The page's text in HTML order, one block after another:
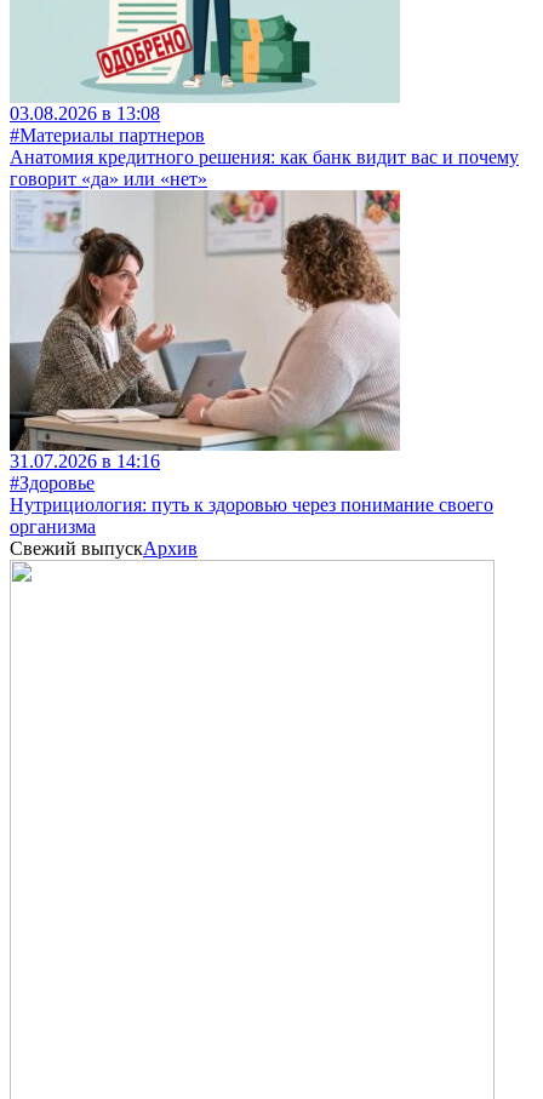
03.08.2026 в 13:08
#Материалы партнеров
Анатомия кредитного решения: как банк видит вас и почему
говорит «да» или «нет»
31.07.2026 в 14:16
#Здоровье
Нутрициология: путь к здоровью через понимание своего
организма
Свежий выпускАрхив